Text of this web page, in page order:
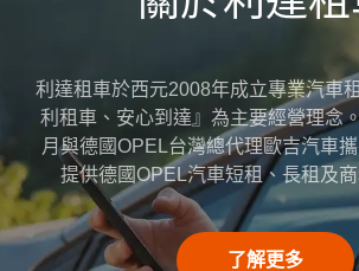
利達租車於西元2008年成立專業汽車
利租車、安心到達』為主要經營理念
月與德國OPEL台灣總代理歐吉汽車
提供德國OPEL汽車短租、長租及
了解更多